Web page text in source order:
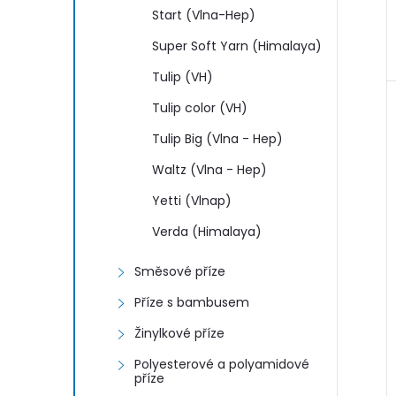
Start (Vlna-Hep)
Super Soft Yarn (Himalaya)
Tulip (VH)
Tulip color (VH)
Tulip Big (Vlna - Hep)
Waltz (Vlna - Hep)
Yetti (Vlnap)
Verda (Himalaya)
Směsové příze
Příze s bambusem
Žinylkové příze
Polyesterové a polyamidové
příze